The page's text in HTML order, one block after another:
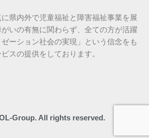
県内外で児童福祉と障害福祉事業を展
いの有無に関わらず、全ての方が活躍
ーション社会の実現」という信念をも
スの提供をしております。
Group. All rights reserved.